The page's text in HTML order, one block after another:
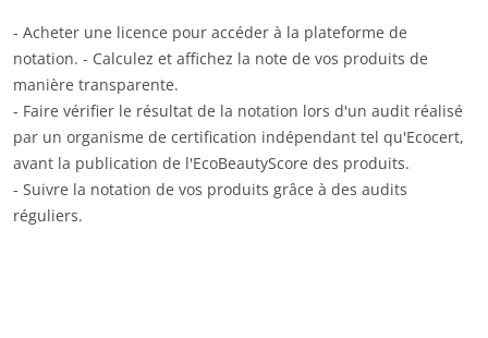
Cosmétique
Textile
Bois et forêt
Produits de la maison
Matériaux durables
Agrofourniture
- Acheter une licence pour accéder à la plateforme de
notation. - Calculez et affichez la note de vos produits de
manière transparente.
- Faire vérifier le résultat de la notation lors d'un audit réalisé
par un organisme de certification indépendant tel qu'Ecocert,
avant la publication de l'EcoBeautyScore des produits.
- Suivre la notation de vos produits grâce à des audits
réguliers.